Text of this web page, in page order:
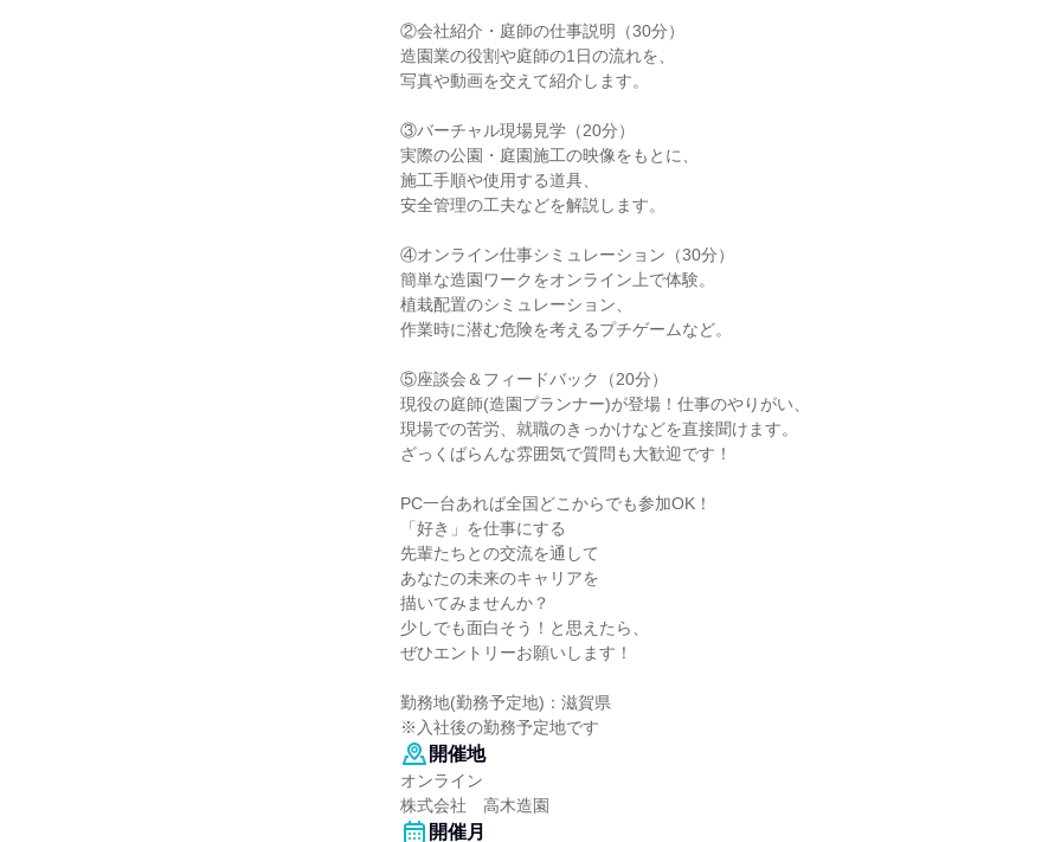
②会社紹介・庭師の仕事説明（30分）
造園業の役割や庭師の1日の流れを、
写真や動画を交えて紹介します。
③バーチャル現場見学（20分）
実際の公園・庭園施工の映像をもとに、
施工手順や使用する道具、
安全管理の工夫などを解説します。
④オンライン仕事シミュレーション（30分）
簡単な造園ワークをオンライン上で体験。
植栽配置のシミュレーション、
作業時に潜む危険を考えるプチゲームなど。
⑤座談会＆フィードバック（20分）
現役の庭師(造園プランナー)が登場！仕事のやりがい、
現場での苦労、就職のきっかけなどを直接聞けます。
ざっくばらんな雰囲気で質問も大歓迎です！
PC一台あれば全国どこからでも参加OK！
「好き」を仕事にする
先輩たちとの交流を通して
あなたの未来のキャリアを
描いてみませんか？
少しでも面白そう！と思えたら、
ぜひエントリーお願いします！
勤務地(勤務予定地)：滋賀県
※入社後の勤務予定地です
開催地
オンライン
株式会社 高木造園
開催月